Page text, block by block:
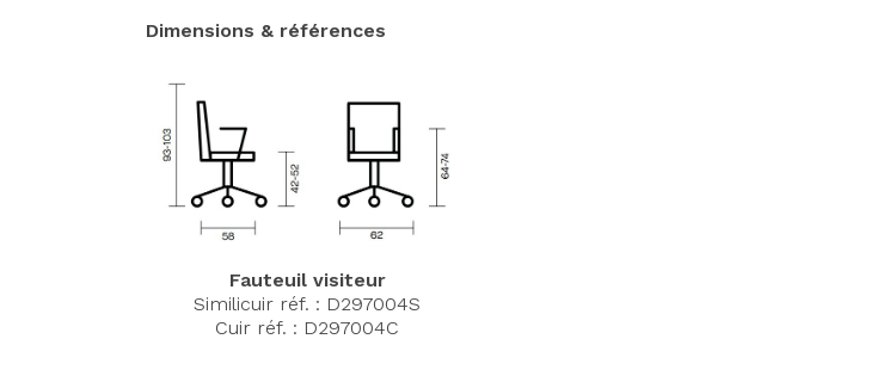
Dimensions & références
Fauteuil visiteur
Similicuir réf. : D297004S
Cuir réf. : D297004C